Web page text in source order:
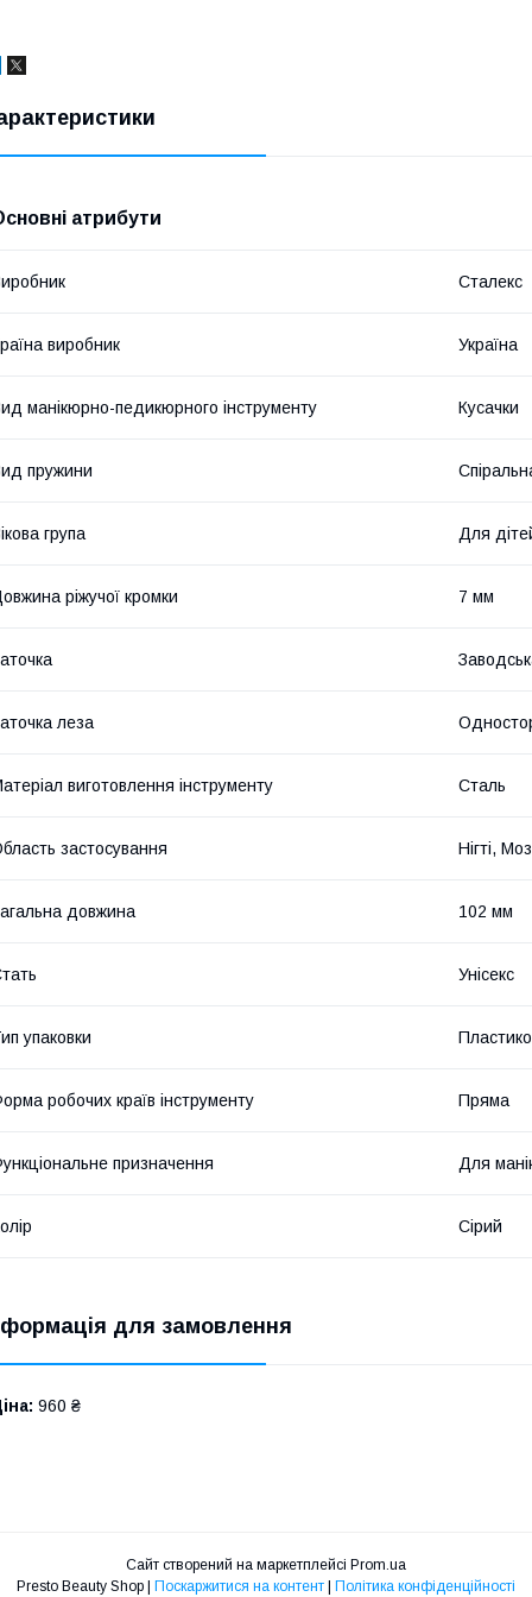
атрибути
Сталекс
виробник Україна
манікюрно-педикюрного інструменту Кусачки
пружини
група Для
ріжучої кромки 7 мм
леза
виготовлення інструменту Сталь
застосування Нігті,
довжина 102 мм
Унісекс
упаковки
робочих країв інструменту Пряма
призначення Для
Сірий
для замовлення
960 ₴
Сайт створений на маркетплейсі Prom.ua
Presto Beauty Shop | Поскаржитися на контент | Політика конфіденційності